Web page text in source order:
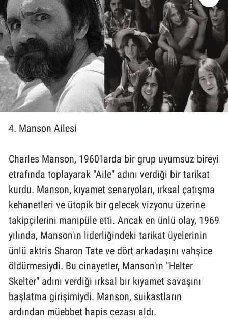
4. Manson Ailesi
Charles Manson, 1960'larda bir grup uyumsuz bireyi
etrafında toplayarak "Aile" adını verdiği bir tarikat
kurdu. Manson, kıyamet senaryoları, ırksal çatışma
kehanetleri ve ütopik bir gelecek vizyonu üzerine
takipçilerini manipüle etti. Ancak en ünlü olay, 1969
yılında, Manson'ın liderliğindeki tarikat üyelerinin
ünlü aktris Sharon Tate ve dört arkadaşını vahşice
öldürmesiydi. Bu cinayetler, Manson'ın "Helter
Skelter" adını verdiği ırksal bir kıyamet savaşını
başlatma girişimiydi. Manson, suikastların
ardından müebbet hapis cezası aldı.